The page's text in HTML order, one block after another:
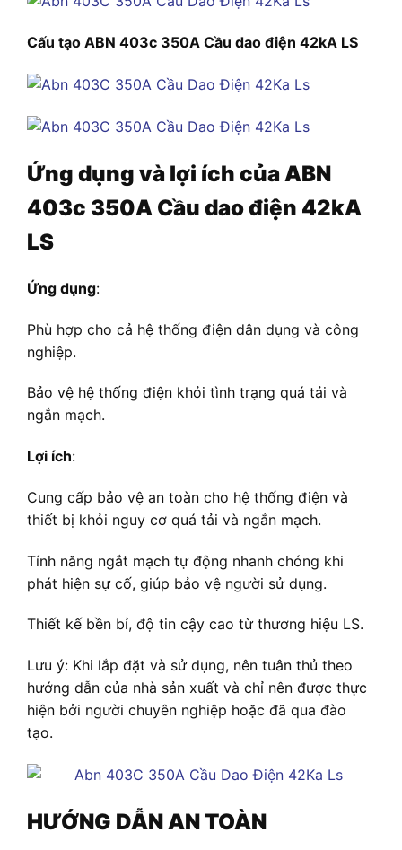
Cấu tạo ABN 403c 350A Cầu dao điện 42kA LS
Ứng dụng và lợi ích của ABN
403c 350A Cầu dao điện 42kA
LS
Ứng dụng:
Phù hợp cho cả hệ thống điện dân dụng và công
nghiệp.
Bảo vệ hệ thống điện khỏi tình trạng quá tải và
ngắn mạch.
Lợi ích:
Cung cấp bảo vệ an toàn cho hệ thống điện và
thiết bị khỏi nguy cơ quá tải và ngắn mạch.
Tính năng ngắt mạch tự động nhanh chóng khi
phát hiện sự cố, giúp bảo vệ người sử dụng.
Thiết kế bền bỉ, độ tin cậy cao từ thương hiệu LS.
Lưu ý: Khi lắp đặt và sử dụng, nên tuân thủ theo
hướng dẫn của nhà sản xuất và chỉ nên được thực
hiện bởi người chuyên nghiệp hoặc đã qua đào
tạo.
HƯỚNG DẪN AN TOÀN